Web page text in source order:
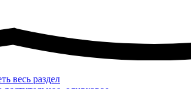
весь раздел